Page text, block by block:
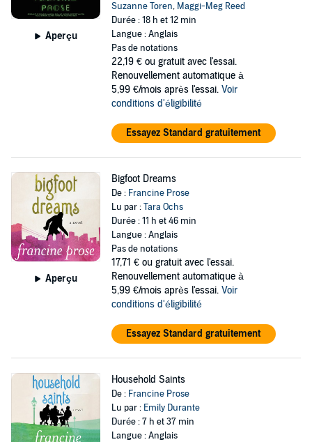
Aperçu
Suzanne Toren, Maggi-Meg Reed
Durée : 18 h et 12 min
Langue : Anglais
Pas de notations
22,19 € ou gratuit avec l'essai.
Renouvellement automatique à
5,99 €/mois après l'essai. Voir
conditions d'éligibilité
Essayez Standard gratuitement
Aperçu
Bigfoot Dreams
De : Francine Prose
Lu par :Tara Ochs
Durée : 11 h et 46 min
Langue : Anglais
Pas de notations
17,71 € ou gratuit avec l'essai.
Renouvellement automatique à
5,99 €/mois après l'essai. Voir
conditions d'éligibilité
Essayez Standard gratuitement
Household Saints
De : Francine Prose
Lu par : Emily Durante
Durée : 7 h et 37 min
Langue : Anglais